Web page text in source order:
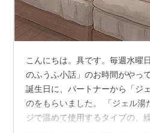
こんにちは。具です。毎週水曜
のふうふ小話」のお時間がやっ
誕生日に、パートナーから「ジ
のをもらいました。 「ジェル湯
ジで温めて使用するタイプの、